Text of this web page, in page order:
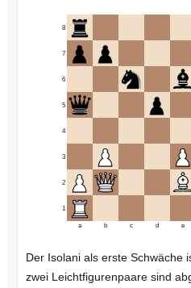
1
2
3
4
5
6
7
8
a b c d e
Der Isolani als erste Schwäche
zwei Leichtfigurenpaare sind